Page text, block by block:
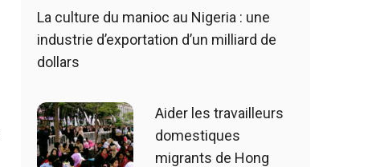
La culture du manioc au Nigeria : une
industrie d’exportation d’un milliard de
dollars
Aider les travailleurs
domestiques
migrants de Hong